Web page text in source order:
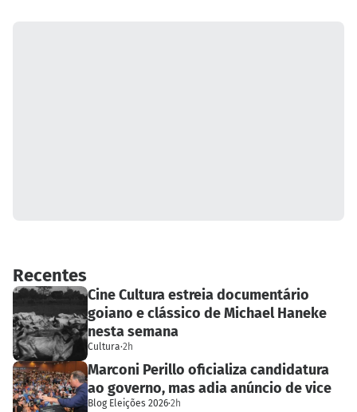
Recentes
Cine Cultura estreia documentário
goiano e clássico de Michael Haneke
nesta semana
Cultura·2h
Marconi Perillo oficializa candidatura
ao governo, mas adia anúncio de vice
Blog Eleições 2026·2h